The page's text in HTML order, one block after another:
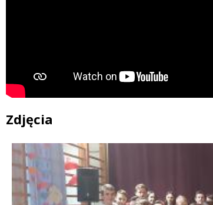
Zdjęcia